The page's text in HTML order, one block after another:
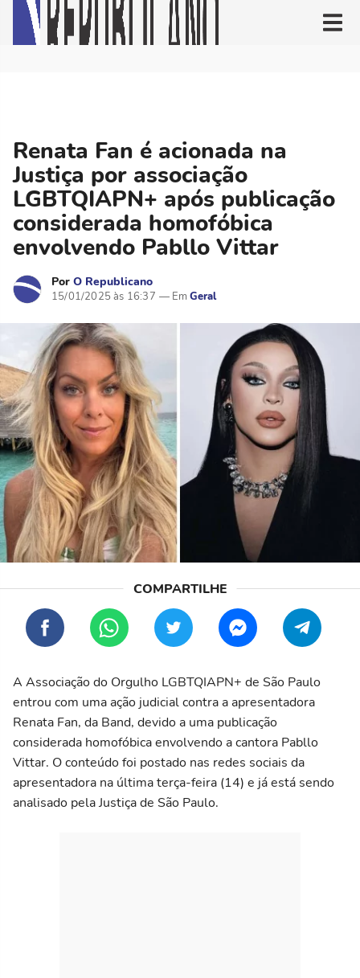
Renata Fan é acionada na
Justiça por associação
LGBTQIAPN+ após publicação
considerada homofóbica
envolvendo Pabllo Vittar
Por O Republicano
15/01/2025 às 16:37 Geral
A Associação do Orgulho LGBTQIAPN+ de São Paulo
entrou com uma ação judicial contra a apresentadora
Renata Fan, da Band, devido a uma publicação
considerada homofóbica envolvendo a cantora Pabllo
Vittar. O conteúdo foi postado nas redes sociais da
apresentadora na última terça-feira (14) e já está sendo
analisado pela Justiça de São Paulo.